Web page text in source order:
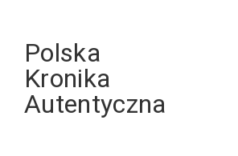
contentPolska
Kronika
Autentyczna